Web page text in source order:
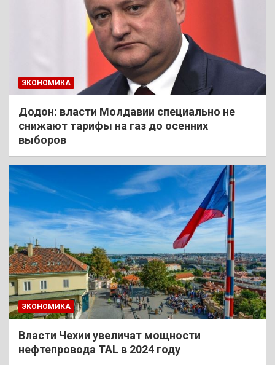
ЭКОНОМИКА
Додон: власти Молдавии специально не
снижают тарифы на газ до осенних
выборов
ЭКОНОМИКА
Власти Чехии увеличат мощности
нефтепровода TAL в 2024 году